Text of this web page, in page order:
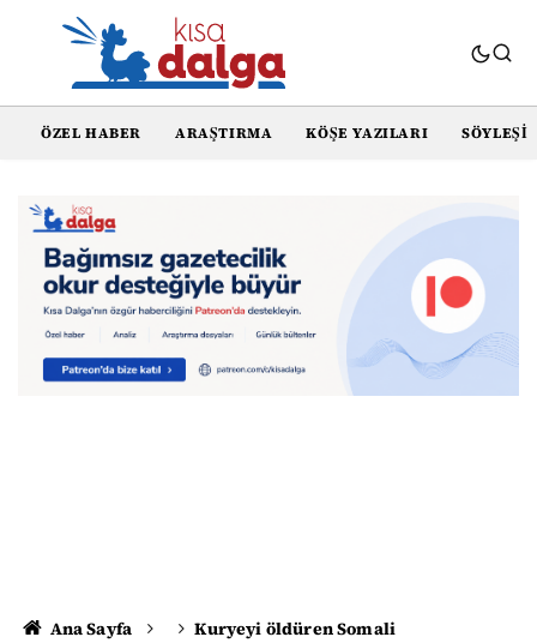
ÖZEL HABER ARAŞTIRMA KÖŞE YAZILARI SÖYLEŞI
Ana Sayfa
Kuryeyi öldüren Somali